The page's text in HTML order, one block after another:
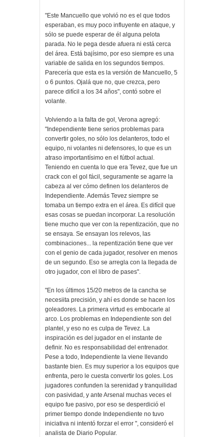
"Este Mancuello que volvió no es el que todos
esperaban, es muy poco influyente en ataque, y
sólo se puede esperar de él alguna pelota
parada. No le pega desde afuera ni está cerca
del área. Está bajísimo, por eso siempre es una
variable de salida en los segundos tiempos.
Parecería que esta es la versión de Mancuello, 5
o 6 puntos. Ojalá que no, que crezca, pero
parece difícil a los 34 años", contó sobre el
volante.
Volviendo a la falta de gol, Verona agregó:
"Independiente tiene serios problemas para
convertir goles, no sólo los delanteros, todo el
equipo, ni volantes ni defensores, lo que es un
atraso importantísimo en el fútbol actual.
Teniendo en cuenta lo que era Tevez, que fue un
crack con el gol fácil, seguramente se agarre la
cabeza al ver cómo definen los delanteros de
Independiente. Además Tevez siempre se
tomaba un tiempo extra en el área. Es difícil que
esas cosas se puedan incorporar. La resolución
tiene mucho que ver con la repentización, que no
se ensaya. Se ensayan los relevos, las
combinaciones... la repentización tiene que ver
con el genio de cada jugador, resolver en menos
de un segundo. Eso se arregla con la llegada de
otro jugador, con el libro de pases".
"En los últimos 15/20 metros de la cancha se
necesiita precisión, y ahí es donde se hacen los
goleadores. La primera virtud es embocarle al
arco. Los problemas en Independiente son del
plantel, y eso no es culpa de Tevez. La
inspiración es del jugador en el instante de
definir. No es responsabilidad del entrenador.
Pese a todo, Independiente la viene llevando
bastante bien. Es muy superior a los equipos que
enfrenta, pero le cuesta convertir los goles. Los
jugadores confunden la serenidad y tranquilidad
con pasividad, y ante Arsenal muchas veces el
equipo fue pasivo, por eso se desperdició el
primer tiempo donde Independiente no tuvo
iniciativa ni intentó forzar el error ", consideró el
analista de Diario Popular.